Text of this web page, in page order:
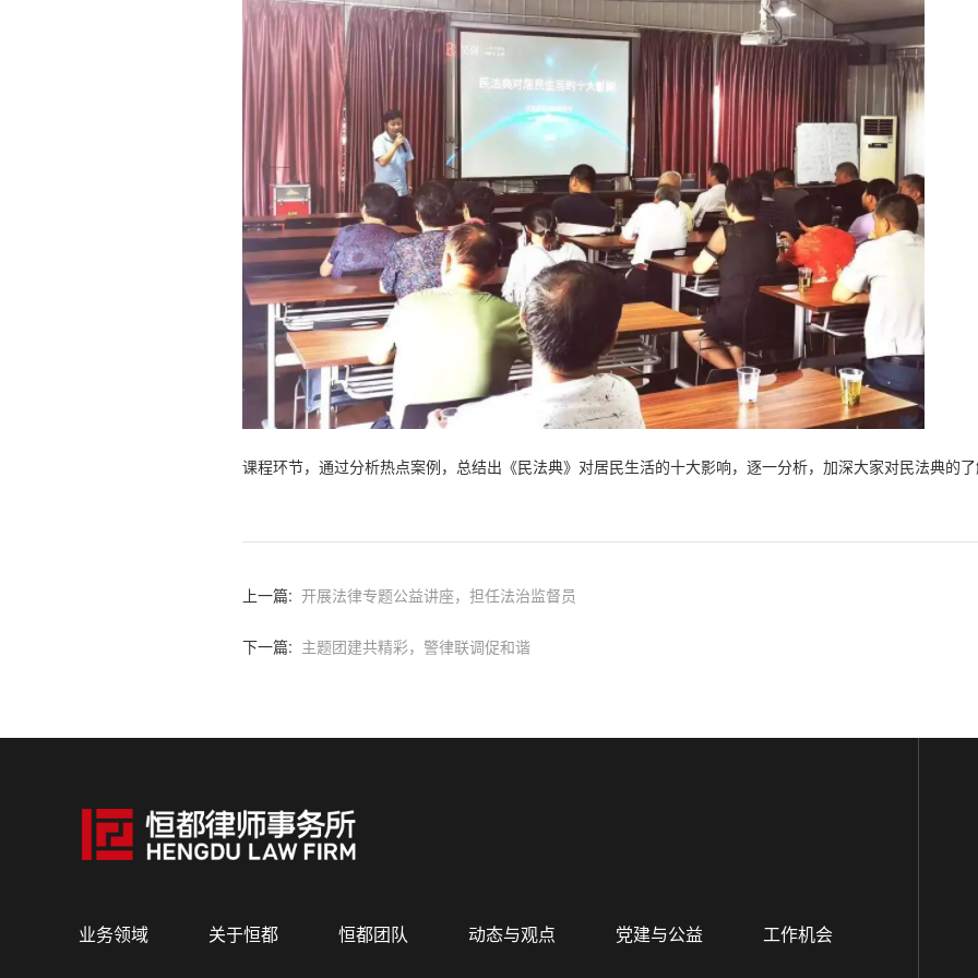
课程环节，通过分析热点案例，总结出《民法典》对居民生活的十大影响，逐一分析，加深大家对民法典的
上一篇: 开展法律专题公益讲座，担任法治监督员
下一篇: 主题团建共精彩，警律联调促和谐
业务领域 关于恒都 恒都团队 动态与观点 党建与公益 工作机会